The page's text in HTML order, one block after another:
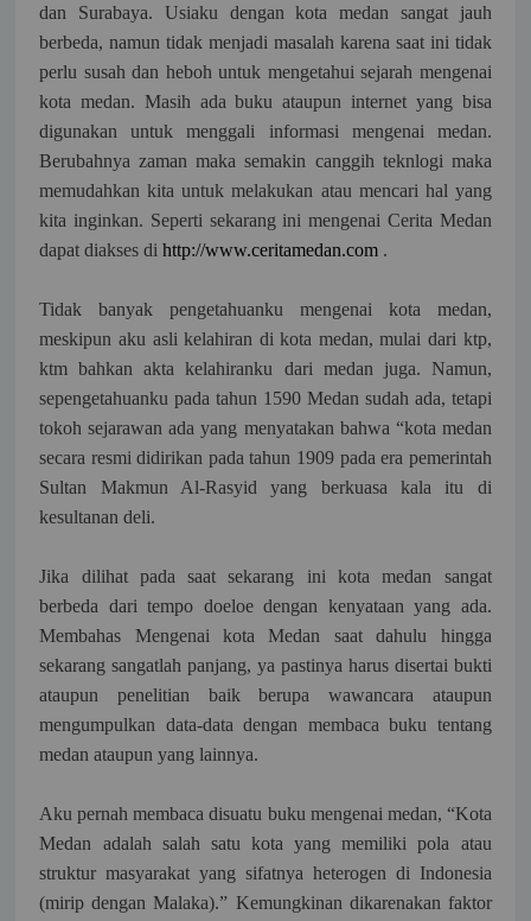
dan Surabaya. Usiaku dengan kota medan sangat jauh
berbeda, namun tidak menjadi masalah karena saat ini tidak
perlu susah dan heboh untuk mengetahui sejarah mengenai
kota medan. Masih ada buku ataupun internet yang bisa
digunakan untuk menggali informasi mengenai medan.
Berubahnya zaman maka semakin canggih teknlogi maka
memudahkan kita untuk melakukan atau mencari hal yang
kita inginkan. Seperti sekarang ini mengenai Cerita Medan
dapat diakses dihttp://www.ceritamedan.com .
Tidak banyak pengetahuanku mengenai kota medan,
meskipun aku asli kelahiran di kota medan, mulai dari ktp,
ktm bahkan akta kelahiranku dari medan juga. Namun,
sepengetahuanku pada tahun 1590 Medan sudah ada, tetapi
tokoh sejarawan ada yang menyatakan bahwa “kota medan
secara resmi didirikan pada tahun 1909 pada era pemerintah
Sultan Makmun Al-Rasyid yang berkuasa kala itu di
kesultanan deli.
Jika dilihat pada saat sekarang ini kota medan sangat
berbeda dari tempo doeloe dengan kenyataan yang ada.
Membahas Mengenai kota Medan saat dahulu hingga
sekarang sangatlah panjang, ya pastinya harus disertai bukti
ataupun penelitian baik berupa wawancara ataupun
mengumpulkan data-data dengan membaca buku tentang
medan ataupun yang lainnya.
Aku pernah membaca disuatu buku mengenai medan, “Kota
Medan adalah salah satu kota yang memiliki pola atau
struktur masyarakat yang sifatnya heterogen di Indonesia
(mirip dengan Malaka).” Kemungkinan dikarenakan faktor